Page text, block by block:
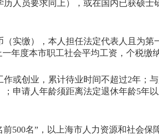
员要求同上），或在国内已获硕士
缴），本人担任法定代表人且为第
年度本市职工社会平均工资，个税缴
创业，累计待业时间不超过2年；
申请人年龄须距离法定退休年龄5年
名”，以上海市人力资源和社会保